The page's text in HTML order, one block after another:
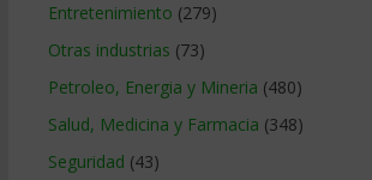
Entretenimiento (279)
Otras industrias (73)
Petroleo, Energia y Mineria (480)
Salud, Medicina y Farmacia (348)
Seguridad (43)